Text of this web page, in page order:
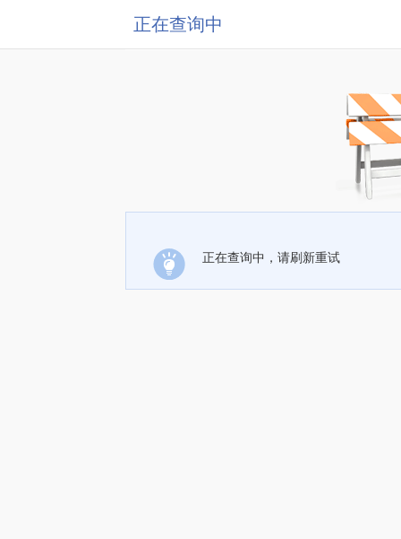
正在查询中
正在查询中，请刷新重试